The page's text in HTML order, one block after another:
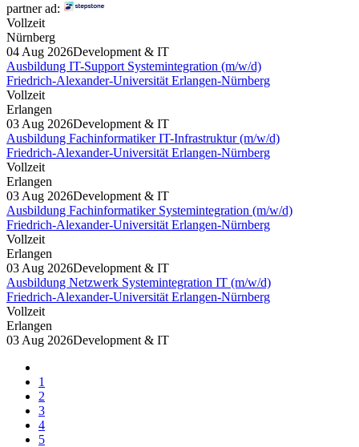
partner ad:
Vollzeit
Nürnberg
04 Aug 2026Development & IT
Ausbildung IT-Support Systemintegration (m/w/d)
Friedrich-Alexander-Universität Erlangen-Nürnberg
Vollzeit
Erlangen
03 Aug 2026Development & IT
Ausbildung Fachinformatiker IT-Infrastruktur (m/w/d)
Friedrich-Alexander-Universität Erlangen-Nürnberg
Vollzeit
Erlangen
03 Aug 2026Development & IT
Ausbildung Fachinformatiker Systemintegration (m/w/d)
Friedrich-Alexander-Universität Erlangen-Nürnberg
Vollzeit
Erlangen
03 Aug 2026Development & IT
Ausbildung Netzwerk Systemintegration IT (m/w/d)
Friedrich-Alexander-Universität Erlangen-Nürnberg
Vollzeit
Erlangen
03 Aug 2026Development & IT
1
2
3
4
5